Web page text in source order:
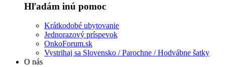
Hľadám inú pomoc
Krátkodobé ubytovanie
Jednorazový príspevok
OnkoForum.sk
Vystrihaj sa Slovensko / Parochne / Hodvábne šatky
O nás